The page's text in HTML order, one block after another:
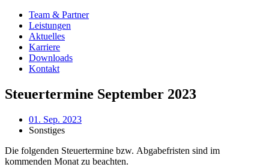
Team & Partner
Leistungen
Aktuelles
Karriere
Downloads
Kontakt
Steuertermine September 2023
01. Sep. 2023
Sonstiges
Die folgenden Steuertermine bzw. Abgabefristen sind im
kommenden Monat zu beachten.